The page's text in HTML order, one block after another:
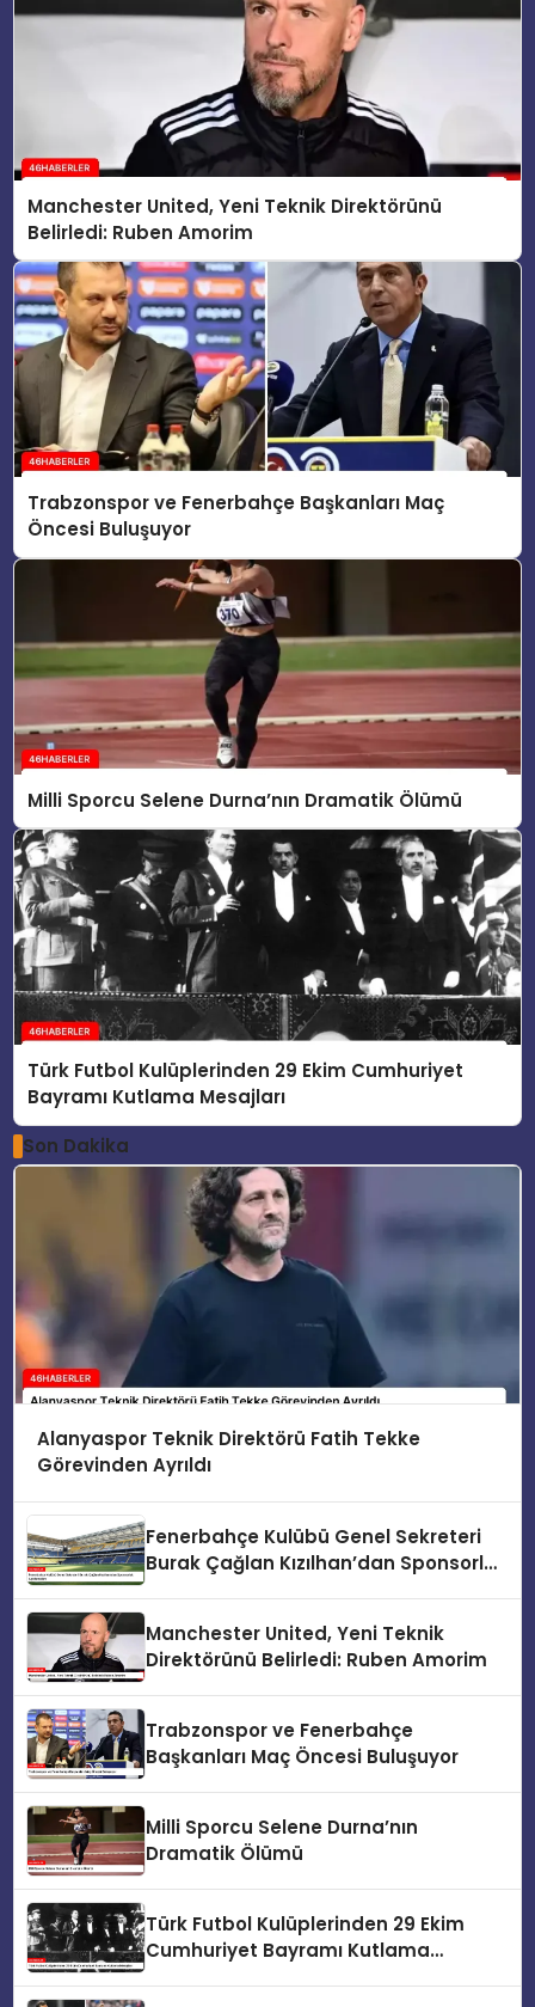
Manchester United, Yeni Teknik Direktörünü
Belirledi: Ruben Amorim
Trabzonspor ve Fenerbahçe Başkanları Maç
Öncesi Buluşuyor
Milli Sporcu Selene Durna’nın Dramatik Ölümü
Türk Futbol Kulüplerinden 29 Ekim Cumhuriyet
Bayramı Kutlama Mesajları
Son Dakika
Alanyaspor Teknik Direktörü Fatih Tekke
Görevinden Ayrıldı
Fenerbahçe Kulübü Genel Sekreteri
Burak Çağlan Kızılhan’dan Sponsorluk
Manchester United, Yeni Teknik
Direktörünü Belirledi: Ruben Amorim
Trabzonspor ve Fenerbahçe
Başkanları Maç Öncesi Buluşuyor
Milli Sporcu Selene Durna’nın
Dramatik Ölümü
Türk Futbol Kulüplerinden 29 Ekim
Cumhuriyet Bayramı Kutlama